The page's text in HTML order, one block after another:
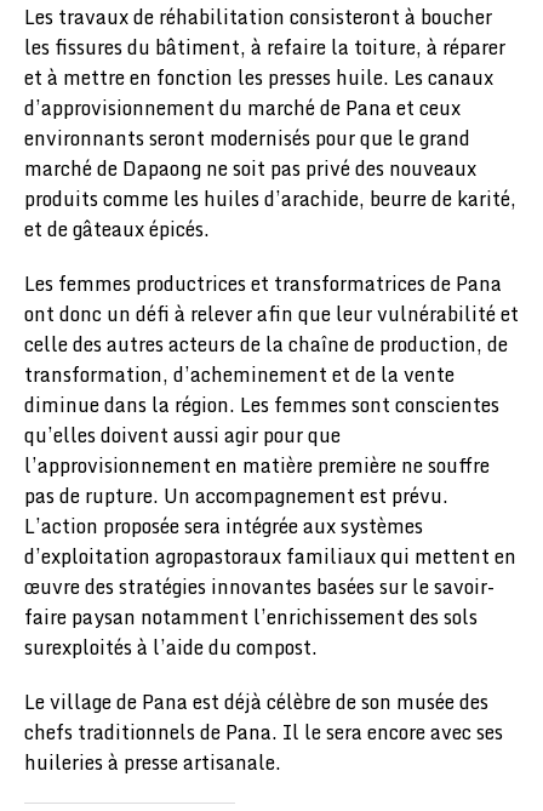
Les travaux de réhabilitation consisteront à boucher
les fissures du bâtiment, à refaire la toiture, à réparer
et à mettre en fonction les presses huile. Les canaux
d’approvisionnement du marché de Pana et ceux
environnants seront modernisés pour que le grand
marché de Dapaong ne soit pas privé des nouveaux
produits comme les huiles d’arachide, beurre de karité,
et de gâteaux épicés.
Les femmes productrices et transformatrices de Pana
ont donc un défi à relever afin que leur vulnérabilité et
celle des autres acteurs de la chaîne de production, de
transformation, d’acheminement et de la vente
diminue dans la région. Les femmes sont conscientes
qu’elles doivent aussi agir pour que
l’approvisionnement en matière première ne souffre
pas de rupture. Un accompagnement est prévu.
L’action proposée sera intégrée aux systèmes
d’exploitation agropastoraux familiaux qui mettent en
œuvre des stratégies innovantes basées sur le savoir-
faire paysan notamment l’enrichissement des sols
surexploités à l’aide du compost.
Le village de Pana est déjà célèbre de son musée des
chefs traditionnels de Pana. Il le sera encore avec ses
huileries à presse artisanale.